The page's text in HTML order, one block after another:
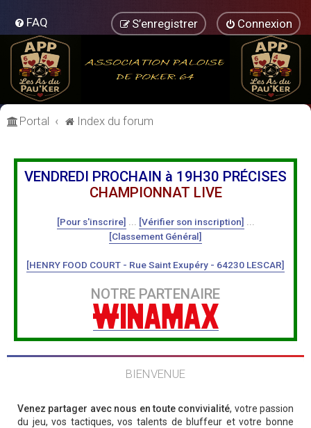
FAQ Connexion
S’enregistrer
Portal Index du forum
VENDREDI PROCHAIN à 19H30 PRÉCISES
CHAMPIONNAT LIVE
[Pour s'inscrire] [Vérifier son inscription]
[Classement Général]
[HENRY FOOD COURT - Rue Saint Exupéry - 64230 LESCAR]
NOTRE PARTENAIRE
BIENVENUE
Venez partager avec nous en toute convivialité, votre passion
du jeu, vos tactiques, vos talents de bluffeur et votre bonne